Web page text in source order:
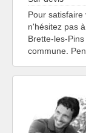
Pour
n'hésitez pas
Brette-les-
commune.